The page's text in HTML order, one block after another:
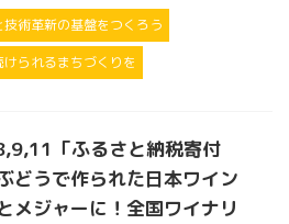
技術革新の基盤をつくろう
けられるまちづくりを
「ふるさと納税寄付
どうで作られた日本ワイン
メジャーに！全国ワイナリ